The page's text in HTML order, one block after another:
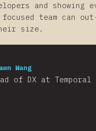
and showing
team can
size.
Wang
of DX at Temporal